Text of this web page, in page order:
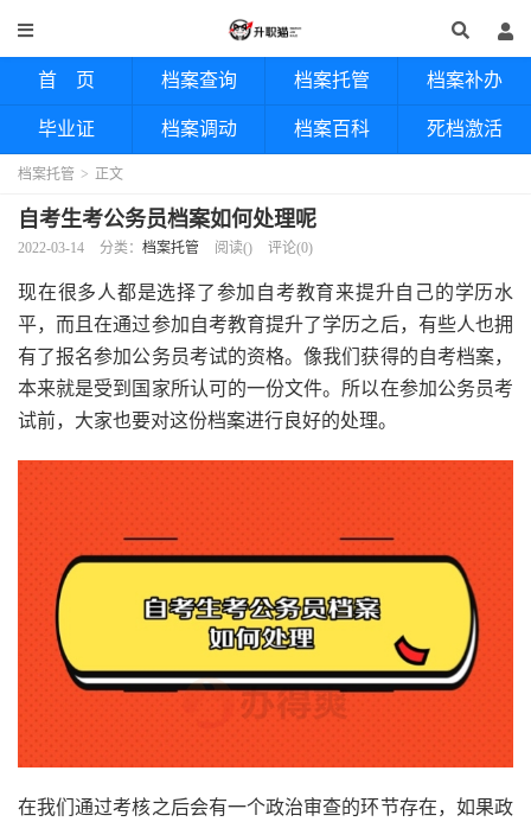
首 页 档案查询 档案托管 档案补办
毕业证 档案调动 档案百科 死档激活
档案托管 > 正文
自考生考公务员档案如何处理呢
2022-03-14 分类： 档案托管 阅读() 评论(0)
现在很多人都是选择了参加自考教育来提升自己的学历水
平，而且在通过参加自考教育提升了学历之后，有些人也拥
有了报名参加公务员考试的资格。像我们获得的自考档案，
本来就是受到国家所认可的一份文件。所以在参加公务员考
试前，大家也要对这份档案进行良好的处理。
在我们通过考核之后会有一个政治审查的环节存在，如果政